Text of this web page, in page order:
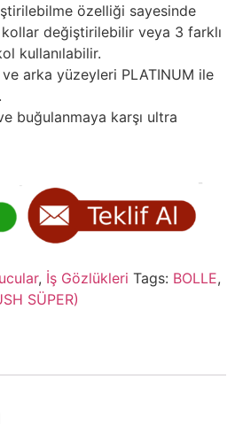
özelliği sayesinde
değiştirilebilir veya 3 farklı
kullanılabilir.
ve arka yüzeyleri PLATINUM ile
buğulanmaya karşı ultra
, İş Gözlükleri Tags: BOLLE,
SÜPER)